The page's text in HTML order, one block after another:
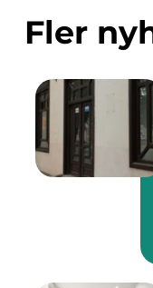
Fler